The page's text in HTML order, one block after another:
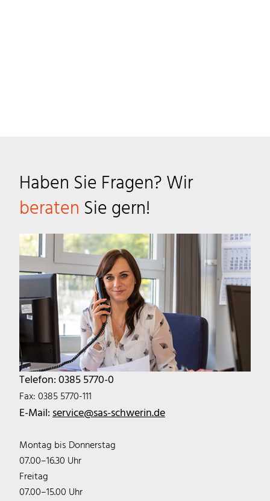
Haben Sie Fragen? Wir
beraten Sie gern!
Telefon: 0385 5770-0
Fax: 0385 5770-111
E-Mail:service@sas-schwerin.de
Montag bis Donnerstag
07.00–16.30 Uhr
Freitag
07.00–15.00 Uhr